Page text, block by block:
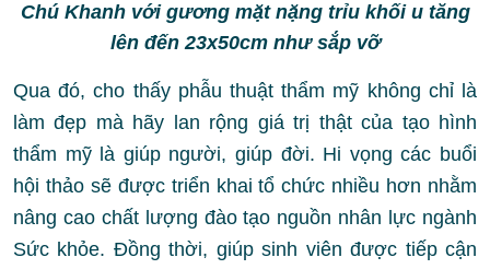
Chú Khanh với gương mặt nặng trỉu khối u tăng
lên đến 23x50cm như sắp vỡ
Qua đó, cho thấy phẫu thuật thẩm mỹ không chỉ là
làm đẹp mà hãy lan rộng giá trị thật của tạo hình
thẩm mỹ là giúp người, giúp đời. Hi vọng các buổi
hội thảo sẽ được triển khai tổ chức nhiều hơn nhằm
nâng cao chất lượng đào tạo nguồn nhân lực ngành
Sức khỏe. Đồng thời, giúp sinh viên được tiếp cận